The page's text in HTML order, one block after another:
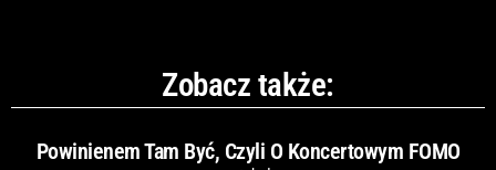
Zobacz także:
Powinienem Tam Być, Czyli O Koncertowym FOMO